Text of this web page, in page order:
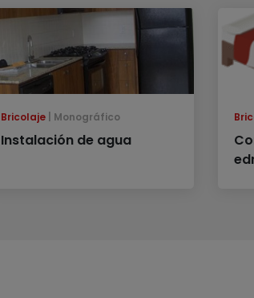
Bricolaje Monográfico
Instalación de agua